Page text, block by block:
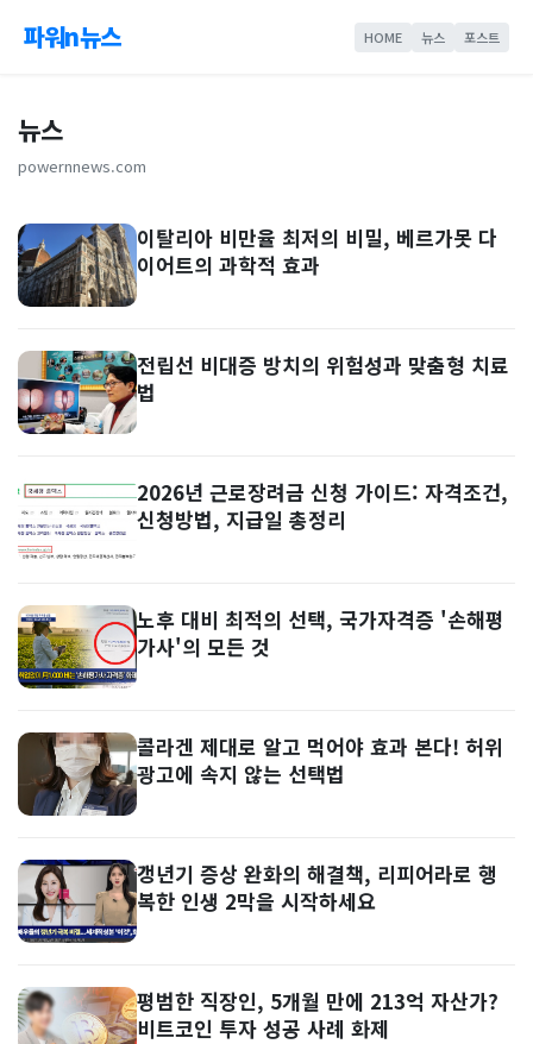
파워n뉴스 HOME 뉴스 포스트
뉴스
powernnews.com
이탈리아 비만율 최저의 비밀, 베르가못 다
이어트의 과학적 효과
전립선 비대증 방치의 위험성과 맞춤형 치료
법
2026년 근로장려금 신청 가이드: 자격조건,
신청방법, 지급일 총정리
노후 대비 최적의 선택, 국가자격증 '손해평
가사'의 모든 것
콜라겐 제대로 알고 먹어야 효과 본다! 허위
광고에 속지 않는 선택법
갱년기 증상 완화의 해결책, 리피어라로 행
복한 인생 2막을 시작하세요
평범한 직장인, 5개월 만에 213억 자산가?
비트코인 투자 성공 사례 화제